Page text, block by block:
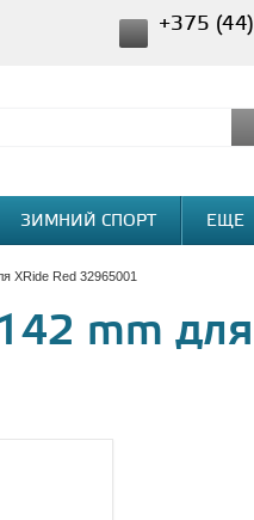
+375 (44)
ЗИМНИЙ СПОРТ ЕЩЕ
XRide Red 32965001
mm для